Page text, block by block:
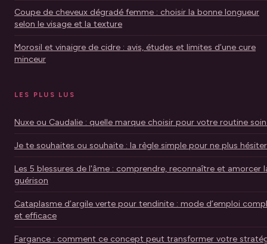
Coupe de cheveux dégradé femme : choisir la bonne longueur
selon le visage et la texture
Morosil et vinaigre de cidre : avis, études et limites d’une cure
minceur
LES PLUS LUS
Nuxe ou Caudalie : quelle marque choisir pour votre routine
Je te souhaites ou souhaite : la règle simple pour ne plus hésiter
Les 5 blessures de l'âme : comprendre, reconnaître et amorcer
guérison
Cataplasme d’argile verte pour tendinite : mode d’emploi
et efficace
Fargance : comment ce concept peut transformer votre